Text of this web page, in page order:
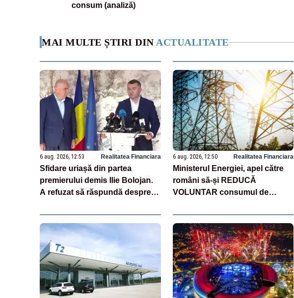
consum (analiză)
MAI MULTE ȘTIRI DIN ACTUALITATE
6 aug. 2026, 12:53 Realitatea Financiara
Sfidare uriașă din partea
premierului demis Ilie Bolojan.
A refuzat să răspundă despre
6 aug. 2026, 12:50 Realitatea Financiara
Ministerul Energiei, apel către
români să-și REDUCĂ
VOLUNTAR consumul de
în ultimele decenii